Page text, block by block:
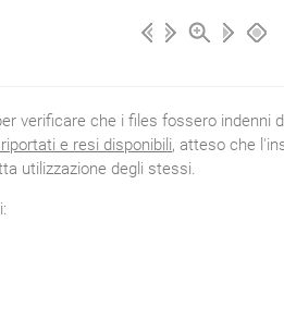
verificare che i files fossero indenni
e resi disponibili, atteso che
utilizzazione degli stessi.